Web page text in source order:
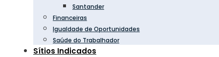
Santander
Financeiras
Igualdade de Oportunidades
Saúde do Trabalhador
Sítios Indicados